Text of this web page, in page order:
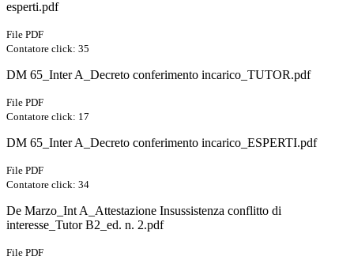
esperti.pdf
File PDF
Contatore click: 35
DM 65_Inter A_Decreto conferimento incarico_TUTOR.pdf
File PDF
Contatore click: 17
DM 65_Inter A_Decreto conferimento incarico_ESPERTI.pdf
File PDF
Contatore click: 34
De Marzo_Int A_Attestazione Insussistenza conflitto di
interesse_Tutor B2_ed. n. 2.pdf
File PDF